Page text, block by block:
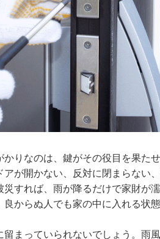
りなのは、鍵がその役目を果た
アが開かない、反対に閉まらない
すれば、雨が降るだけで家財が
からぬ人でも家の中に入れる状
まっていられないでしょう。雨